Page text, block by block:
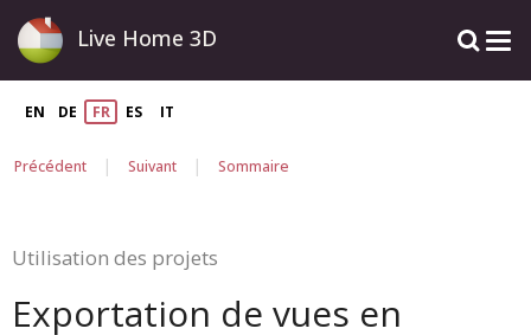
Live Home 3D
EN DE FR ES IT
Précédent | Suivant | Sommaire
Utilisation des projets
Exportation de vues en